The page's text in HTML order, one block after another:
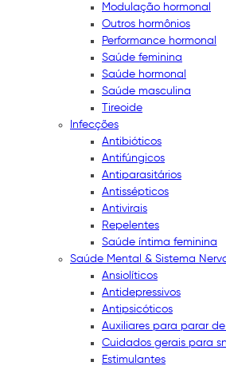
Modulação hormonal
Outros hormônios
Performance hormonal
Saúde feminina
Saúde hormonal
Saúde masculina
Tireoide
Infecções
Antibióticos
Antifúngicos
Antiparasitários
Antissépticos
Antivirais
Repelentes
Saúde íntima feminina
Saúde Mental & Sistema
Ansiolíticos
Antidepressivos
Antipsicóticos
Auxiliares para parar
Cuidados gerais para
Estimulantes